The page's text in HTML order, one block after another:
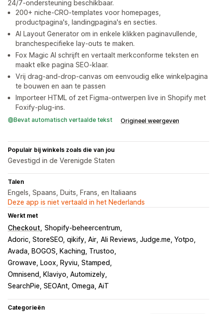
24/7-ondersteuning beschikbaar.
200+ niche-CRO-templates voor homepages,
productpagina's, landingpagina's en secties.
AI Layout Generator om in enkele klikken paginavullende,
branchespecifieke lay-outs te maken.
Fox Magic AI schrijft en vertaalt merkconforme teksten en
maakt elke pagina SEO-klaar.
Vrij drag-and-drop-canvas om eenvoudig elke winkelpagina
te bouwen en aan te passen
Importeer HTML of zet Figma-ontwerpen live in Shopify met
Foxify-plug-ins.
Bevat automatisch vertaalde tekst Origineel weergeven
Populair bij winkels zoals die van jou
Gevestigd in de Verenigde Staten
Talen
Engels, Spaans, Duits, Frans, en Italiaans
Deze app is niet vertaald in het Nederlands
Werkt met
Checkout Shopify-beheercentrum
Adoric, StoreSEO, qikify, Air Ali Reviews, Judge.me, Yotpo
Avada, BOGOS, Kaching, Trustoo
Growave, Loox, Ryviu, Stamped
Omnisend, Klaviyo, Automizely
SearchPie, SEOAnt, Omega, AiT
Categorieën